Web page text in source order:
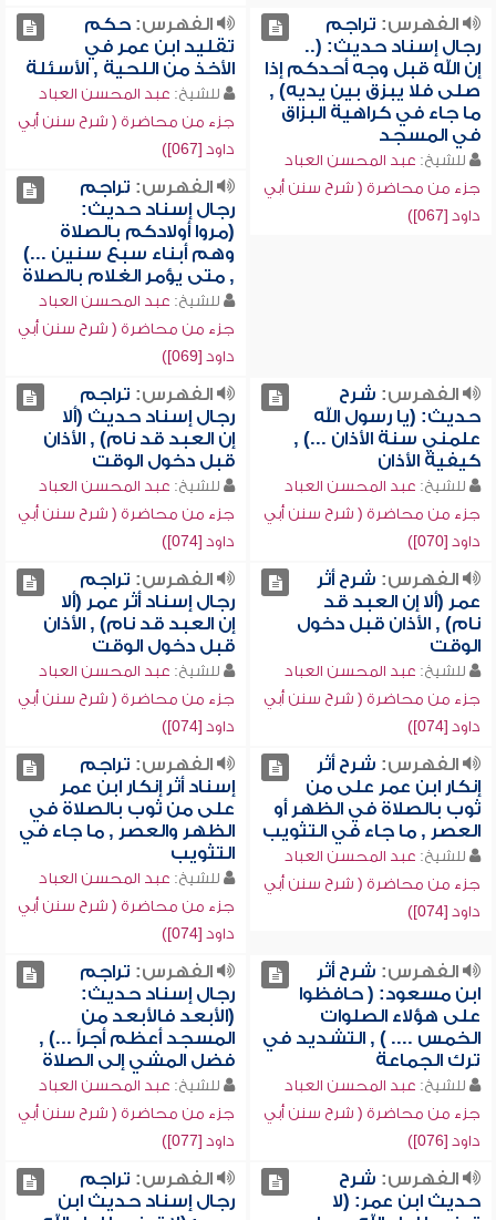
الفهرس: تراجم
رجال إسناد حديث: (..
إن الله قبل وجه أحدكم إذا
صلى فلا يبزق بين يديه) ,
ما جاء في كراهية البزاق
في المسجد
للشيخ: عبد المحسن العباد
جزء من محاضرة ( شرح سنن أبي
داود [067])
الفهرس:حكم
تقليد ابن عمر في
الأخذ من اللحية , الأسئلة
للشيخ: عبد المحسن العباد
جزء من محاضرة ( شرح سنن أبي
داود [067])
الفهرس: تراجم
رجال إسناد حديث:
(مروا أولادكم بالصلاة
وهم أبناء سبع سنين ...)
, متى يؤمر الغلام بالصلاة
للشيخ: عبد المحسن العباد
جزء من محاضرة ( شرح سنن أبي
داود [069])
الفهرس: شرح
حديث: (يا رسول الله
علمني سنة الأذان ...) ,
كيفية الأذان
للشيخ: عبد المحسن العباد
جزء من محاضرة ( شرح سنن أبي
داود [070])
الفهرس: تراجم
رجال إسناد حديث (ألا
إن العبد قد نام) , الأذان
قبل دخول الوقت
للشيخ: عبد المحسن العباد
جزء من محاضرة ( شرح سنن أبي
داود [074])
الفهرس: شرح أثر
عمر (ألا إن العبد قد
نام) , الأذان قبل دخول
الوقت
للشيخ: عبد المحسن العباد
جزء من محاضرة ( شرح سنن أبي
داود [074])
الفهرس: تراجم
رجال إسناد أثر عمر (ألا
إن العبد قد نام) , الأذان
قبل دخول الوقت
للشيخ: عبد المحسن العباد
جزء من محاضرة ( شرح سنن أبي
داود [074])
الفهرس: شرح أثر
إنكار ابن عمر على من
ثوب بالصلاة في الظهر أو
العصر , ما جاء في التثويب
للشيخ: عبد المحسن العباد
جزء من محاضرة ( شرح سنن أبي
داود [074])
الفهرس: تراجم
إسناد أثر إنكار ابن عمر
على من ثوب بالصلاة في
الظهر والعصر , ما جاء في
التثويب
للشيخ: عبد المحسن العباد
جزء من محاضرة ( شرح سنن أبي
داود [074])
الفهرس: شرح أثر
ابن مسعود: ( حافظوا
على هؤلاء الصلوات
الخمس .... ) , التشديد في
ترك الجماعة
للشيخ: عبد المحسن العباد
جزء من محاضرة ( شرح سنن أبي
داود [076])
الفهرس: تراجم
رجال إسناد حديث:
(الأبعد فالأبعد من
المسجد أعظم أجراً ...) ,
فضل المشي إلى الصلاة
للشيخ: عبد المحسن العباد
جزء من محاضرة ( شرح سنن أبي
داود [077])
الفهرس: شرح
حديث ابن عمر: (لا
الفهرس: تراجم
رجال إسناد حديث ابن